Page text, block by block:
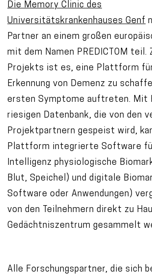
n
t
Die Memory Clinic des
Universitätskrankenhauses Genf
Partner an einem großen
mit dem Namen PREDICTOM teil.
Projekts ist es, eine Plattform
Erkennung von Demenz zu
ersten Symptome auftreten. Mit
riesigen Datenbank, die von den
Projektpartnern gespeist wird,
Plattform integrierte Software
Intelligenz physiologische
Blut, Speichel) und digitale
Software oder Anwendungen)
von den Teilnehmern direkt zu
Gedächtniszentrum gesammelt
Alle Forschungspartner, die sich